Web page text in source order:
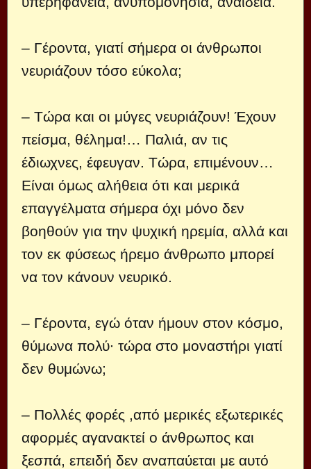
– Γέροντα, γιατί σήμερα οι άνθρωποι
νευριάζουν τόσο εύκολα;
– Τώρα και οι μύγες νευριάζουν! Έχουν
πείσμα, θέλημα!… Παλιά, αν τις
έδιωχνες, έφευγαν. Τώρα, επιμένουν…
Είναι όμως αλήθεια ότι και μερικά
επαγγέλματα σήμερα όχι μόνο δεν
βοηθούν για την ψυχική ηρεμία, αλλά και
τον εκ φύσεως ήρεμο άνθρωπο μπορεί
να τον κάνουν νευρικό.
– Γέροντα, εγώ όταν ήμουν στον κόσμο,
θύμωνα πολύ∙ τώρα στο μοναστήρι γιατί
δεν θυμώνω;
– Πολλές φορές ,από μερικές εξωτερικές
αφορμές αγανακτεί ο άνθρωπος και
ξεσπά, επειδή δεν αναπαύεται με αυτό